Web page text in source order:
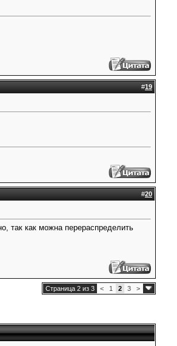
#19
#20
так как можна перераспределить
Страница 2 из 3 < 1 2 3 >